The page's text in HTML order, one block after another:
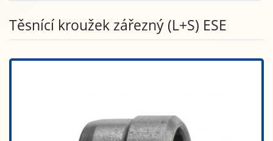
Těsnící kroužek zářezný (L+S) ESE